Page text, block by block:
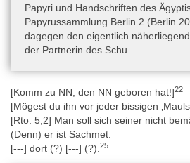
Papyri und Handschriften des
Papyrussammlung Berlin 2 (Berlin
dagegen den eigentlich
der Partnerin des Schu.
[Komm zu NN, den NN geboren hat!]22
[Mögest du ihn vor jeder bissigen
[Rto. 5,2] Man soll sich seiner nicht
(Denn) er ist Sachmet.
[---] dort (?) [---] (?). 25